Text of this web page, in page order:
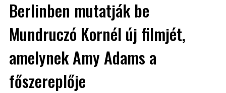
Berlinben mutatják be
Mundruczó Kornél új filmjét,
amelynek Amy Adams a
főszereplője